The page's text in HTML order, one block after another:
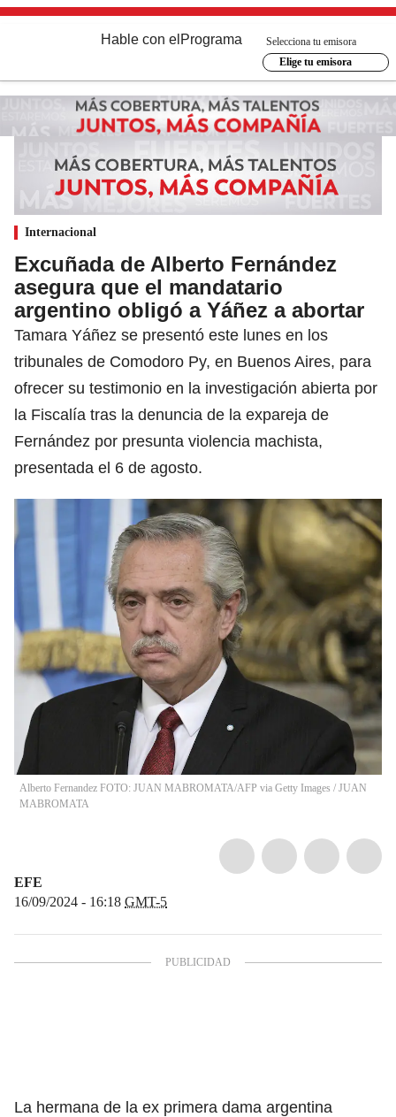
Hable con el Programa
Selecciona tu emisora
Elige tu emisora
Internacional
Excuñada de Alberto Fernández
asegura que el mandatario
argentino obligó a Yáñez a abortar
Tamara Yáñez se presentó este lunes en los
tribunales de Comodoro Py, en Buenos Aires, para
ofrecer su testimonio en la investigación abierta por
la Fiscalía tras la denuncia de la expareja de
Fernández por presunta violencia machista,
presentada el 6 de agosto.
Alberto Fernandez FOTO: JUAN MABROMATA/AFP via Getty Images / JUAN
MABROMATA
EFE
16/09/2024 - 16:18 GMT-5
La hermana de la ex primera dama argentina